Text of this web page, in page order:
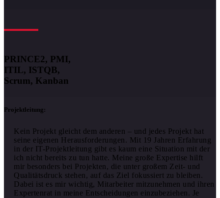
PRINCE2, PMI,
ITIL, ISTQB,
Scrum, Kanban
Projektleitung:
Kein Projekt gleicht dem anderen – und jedes Projekt hat
seine eigenen Herausforderungen. Mit 19 Jahren Erfahrung
in der IT-Projektleitung gibt es kaum eine Situation mit der
ich nicht bereits zu tun hatte. Meine große Expertise hilft
mir besonders bei Projekten, die unter großem Zeit- und
Qualitätsdruck stehen, auf das Ziel fokussiert zu bleiben.
Dabei ist es mir wichtig, Mitarbeiter mitzunehmen und ihren
Expertenrat in meine Entscheidungen einzubeziehen. Je